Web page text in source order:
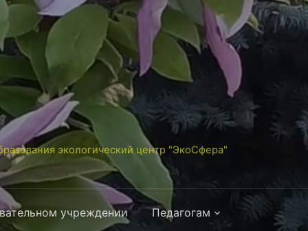
экологический центр "ЭкоСфера"
учреждении Педагогам